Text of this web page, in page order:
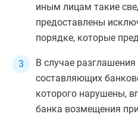
иным лицам такие
предоставлены
порядке, которые
В случае
составляющих
которого нарушены,
банка возмещения